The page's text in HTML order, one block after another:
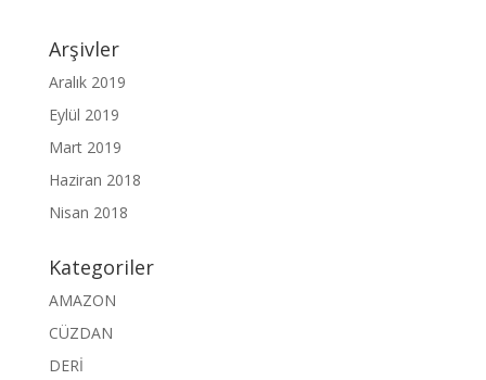
Arşivler
Aralık 2019
Eylül 2019
Mart 2019
Haziran 2018
Nisan 2018
Kategoriler
AMAZON
CÜZDAN
DERİ